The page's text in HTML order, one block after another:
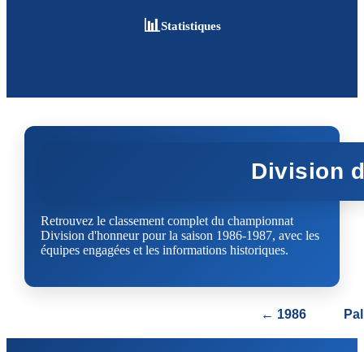
📊Statistiques
Division
Retrouvez le classement complet du championnat
Division d'honneur pour la saison 1986-1987, avec les
équipes engagées et les informations historiques.
← 1986